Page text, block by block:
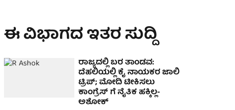
ಈ ವಿಭಾಗದ ಇತರ ಸುದ್ದಿ
ರಾಜ್ಯದಲ್ಲಿ ಬರ ತಾಂಡವ:
ದೆಹಲಿಯಲ್ಲಿ ಕೈ ನಾಯಕರ ಜಾಲಿ
ಟ್ರಿಪ್; ಮೋದಿ ಟೀಕಿಸಲು
ಕಾಂಗ್ರೆಸ್ ಗೆ ನೈತಿಕ ಹಕ್ಕಿಲ್ಲ-
ಅಶೋಕ್